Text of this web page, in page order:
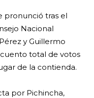
pronunció tras el
Nacional
y Guillermo
total de votos
de la contienda.
por Pichincha,